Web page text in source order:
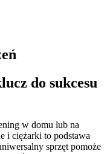
do sukcesu
w domu lub na
i ciężarki to podstawa
sprzęt pomoże